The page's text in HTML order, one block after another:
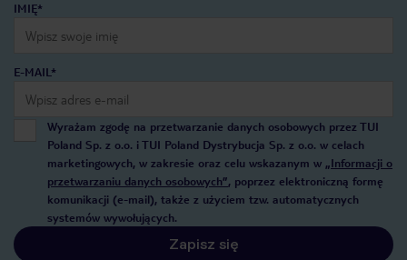
IMIĘ*
E-MAIL*
Wyrażam zgodę na przetwarzanie danych osobowych przez TUI
Poland Sp. z o.o. i TUI Poland Dystrybucja Sp. z o.o. w celach
marketingowych, w zakresie oraz celu wskazanym w „Informacji o
przetwarzaniu danych osobowych”, poprzez elektroniczną formę
komunikacji (e-mail), także z użyciem tzw. automatycznych
systemów wywołujących.
Zapisz się